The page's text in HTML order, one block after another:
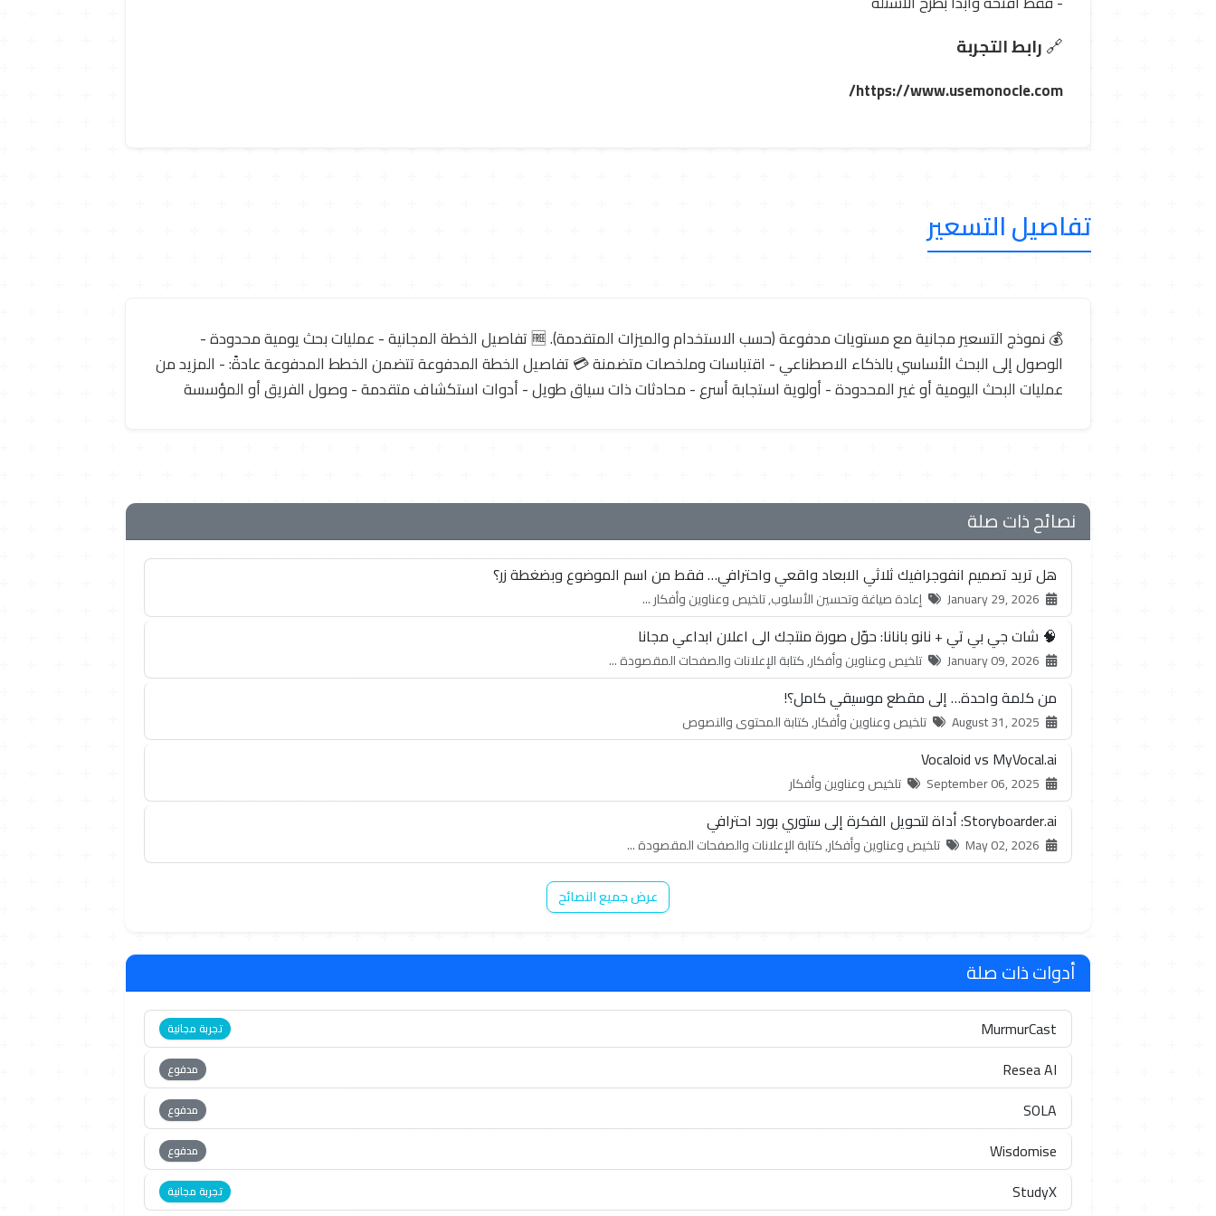
🔗رابط التجربة
https://www.usemonocle.com/
تفاصيل التسعير
💰 نموذج التسعير مجانية مع مستويات مدفوعة (حسب الاستخدام والميزات المتقدمة). 🆓 تفاصيل الخطة المجانية - عمليات بحث يومية محدودة -
الوصول إلى البحث الأساسي بالذكاء الاصطناعي - اقتباسات وملخصات متضمنة 💳 تفاصيل الخطة المدفوعة تتضمن الخطط المدفوعة عادةً: - المزيد من
عمليات البحث اليومية أو غير المحدودة - أولوية استجابة أسرع - محادثات ذات سياق طويل - أدوات استكشاف متقدمة - وصول الفريق أو المؤسسة
نصائح ذات صلة
هل تريد تصميم انفوجرافيك ثلاثي الابعاد واقعي واحترافي… فقط من اسم الموضوع وبضغطة زر؟
إعادة صياغة وتحسين الأسلوب, تلخيص وعناوين وأفكار ...
🧠 شات جي بي تي + نانو بانانا: حوّل صورة منتجك الى اعلان ابداعي مجانا
تلخيص وعناوين وأفكار, كتابة الإعلانات والصفحات المقصودة ...
من كلمة واحدة… إلى مقطع موسيقي كامل؟!
تلخيص وعناوين وأفكار, كتابة المحتوى والنصوص
Vocaloid vs MyVocal.ai
تلخيص وعناوين وأفكار
Storyboarder.ai: أداة لتحويل الفكرة إلى ستوري بورد احترافي
تلخيص وعناوين وأفكار, كتابة الإعلانات والصفحات المقصودة ...
عرض جميع النصائح
أدوات ذات صلة
MurmurCast تجربة مجانية
Resea AI مدفوع
SOLA مدفوع
Wisdomise مدفوع
StudyX تجربة مجانية